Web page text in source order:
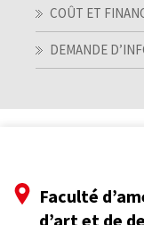
COÛT ET
DEMANDE
Faculté
d’art et de